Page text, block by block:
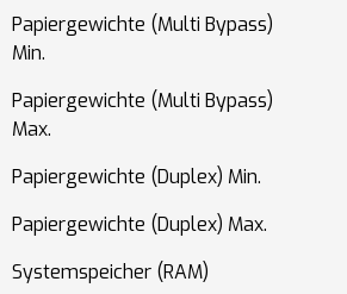
Papiergewichte (Multi Bypass)
Min.
Papiergewichte (Multi Bypass)
Max.
Papiergewichte (Duplex) Min.
Papiergewichte (Duplex) Max.
Systemspeicher (RAM)